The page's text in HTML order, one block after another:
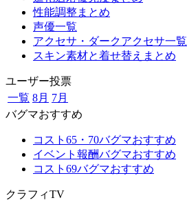
性能調整まとめ
声優一覧
アクセサ・ダークアクセサ一覧
スキン素材と着せ替えまとめ
ユーザー投票
一覧 8月 7月
バグマおすすめ
コスト65・70バグマおすすめ
イベント報酬バグマおすすめ
コスト69バグマおすすめ
クラフィTV